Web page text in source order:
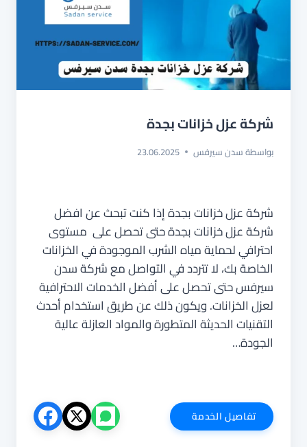
شركة عزل خزانات بجدة
بواسطةسدن سيرفس 23.06.2025
شركة عزل خزانات بجدة إذا كنت تبحث عن افضل
شركة عزل خزانات بجدة حتى تحصل على مستوى
احترافي لحماية مياه الشرب الموجودة في الخزانات
الخاصة بك، لا تتردد في التواصل مع شركة سدن
سيرفس حتى تحصل على أفضل الخدمات الاحترافية
لعزل الخزانات. ويكون ذلك عن طريق استخدام أحدث
التقنيات الحديثة المتطورة والمواد العازلة عالية
الجودة…
تفاصيل الخدمةشركة
عزل